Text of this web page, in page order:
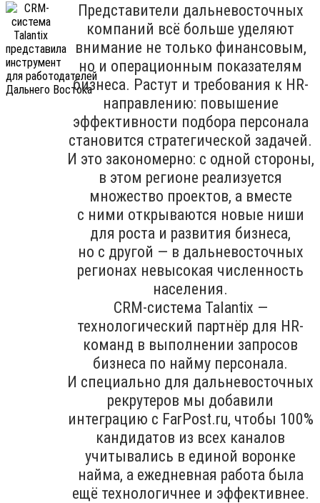
Представители дальневосточных
компаний всё больше уделяют
внимание не только финансовым,
но и операционным показателям
бизнеса. Растут и требования к HR-
направлению: повышение
эффективности подбора персонала
становится стратегической задачей.
И это закономерно: с одной стороны,
в этом регионе реализуется
множество проектов, а вместе
с ними открываются новые ниши
для роста и развития бизнеса,
но с другой — в дальневосточных
регионах невысокая численность
населения.
CRM-система Talantix —
технологический партнёр для HR-
команд в выполнении запросов
бизнеса по найму персонала.
И специально для дальневосточных
рекрутеров мы добавили
интеграцию с FarPost.ru, чтобы 100%
кандидатов из всех каналов
учитывались в единой воронке
найма, а ежедневная работа была
ещё технологичнее и эффективнее.